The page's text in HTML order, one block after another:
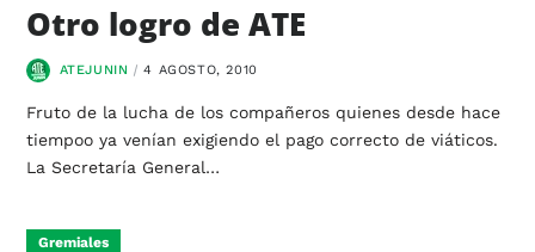
Otro logro de ATE
ATEJUNIN 4 AGOSTO, 2010
Fruto de la lucha de los compañeros quienes desde hace
tiempoo ya venían exigiendo el pago correcto de viáticos.
La Secretaría General…
Gremiales